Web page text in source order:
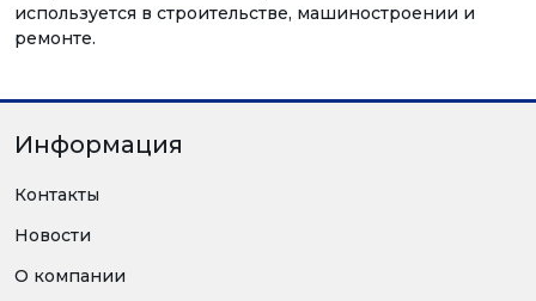
используется в строительстве, машиностроении и
ремонте.
Информация
Контакты
Новости
О компании